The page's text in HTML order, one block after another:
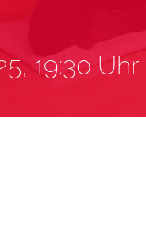
19:30 Uhr